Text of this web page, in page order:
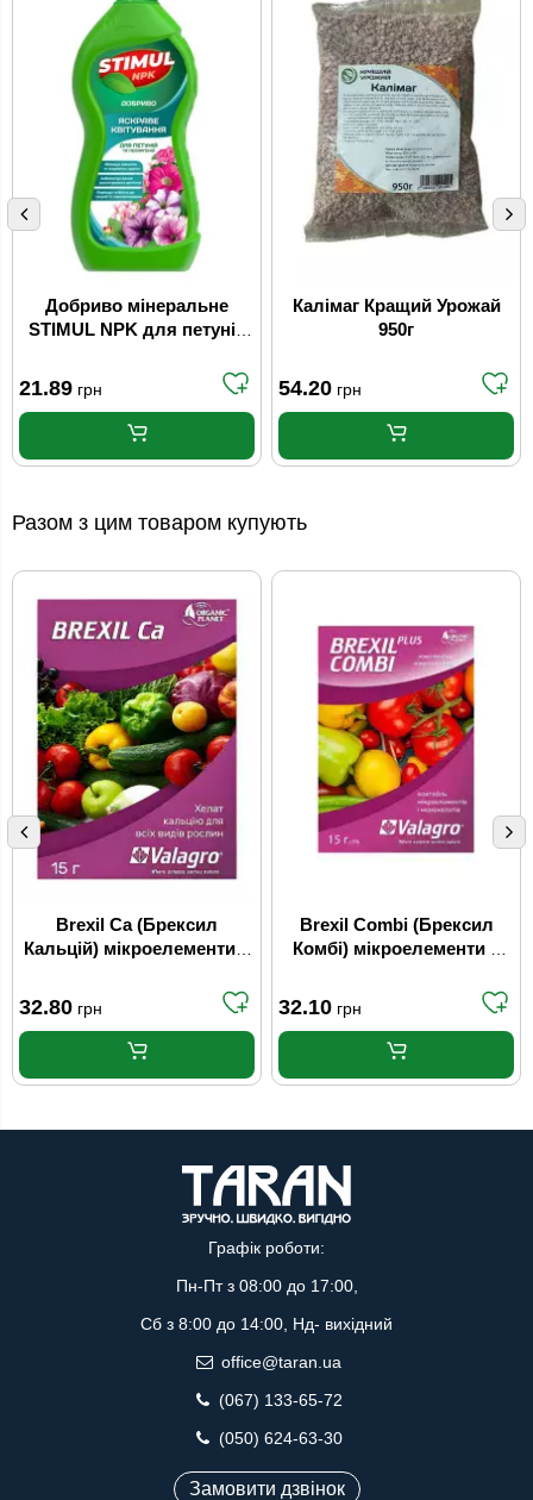
Добриво мінеральне
STIMUL NPK для петуній
21.89 грн
Калімаг Кращий Урожай
950г
54.20 грн
Разом з цим товаром купують
Brexil Ca (Брексил
Кальцій) мікроелементи в
32.80 грн
Brexil Combi (Брексил
Комбі) мікроелементи в
32.10 грн
Графік роботи:
Пн-Пт з 08:00 до 17:00,
Сб з 8:00 до 14:00, Нд- вихідний
office@taran.ua
(067) 133-65-72
(050) 624-63-30
Замовити дзвінок